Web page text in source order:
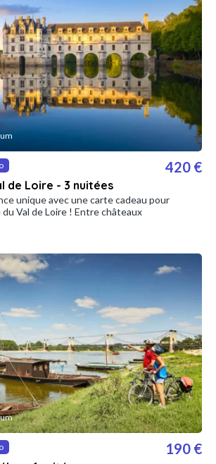
de Loire - 3 nuitées
420 €
unique avec une carte cadeau pour
Val de Loire ! Entre châteaux
190 €